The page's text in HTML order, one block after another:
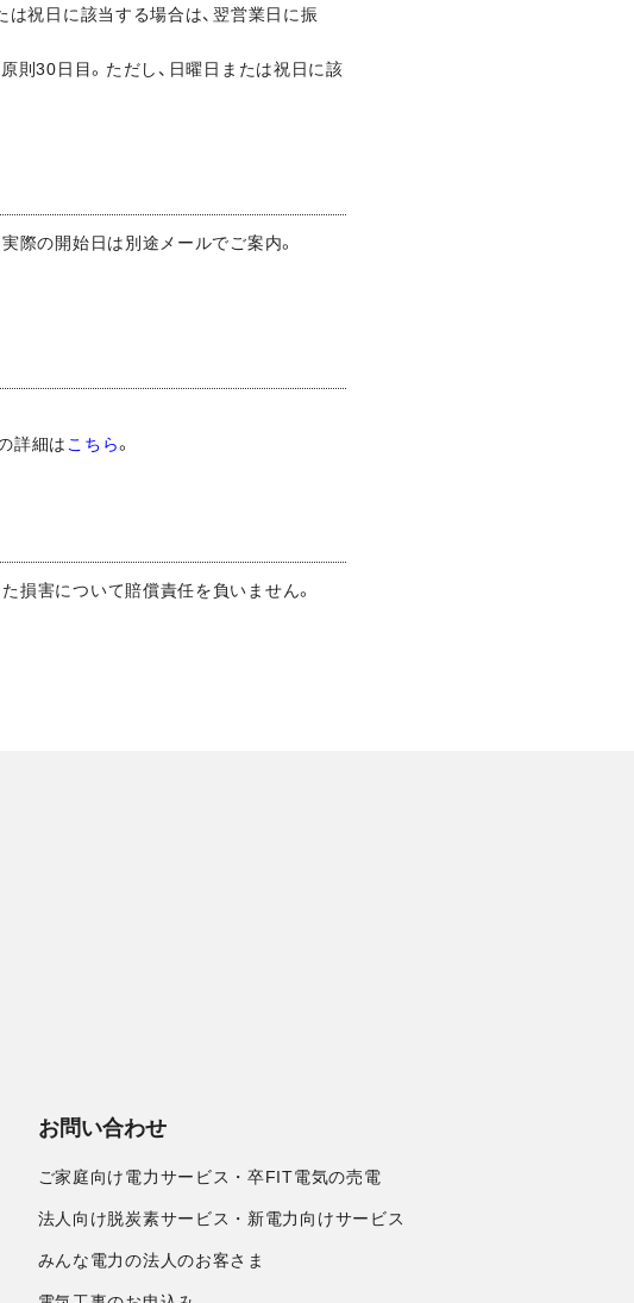
祝日に該当する場合は、翌営業日に振
則30日目。ただし、日曜日または祝日に該
際の開始日は別途メールでご案内。
詳細はこちら。
損害について賠償責任を負いません。
お問い合わせ
ご家庭向け電力サービス・卒FIT電気の売電
法人向け脱炭素サービス・新電力向けサービス
みんな電力の法人のお客さま